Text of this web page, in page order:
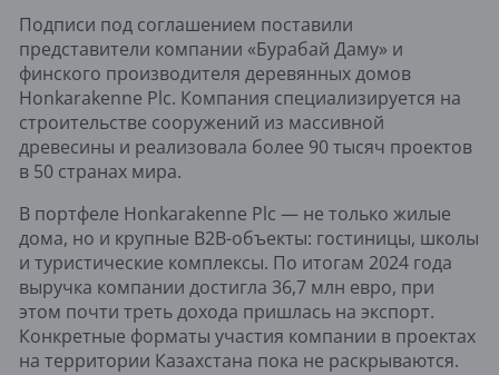
Подписи под соглашением поставили
представители компании «Бурабай Даму» и
финского производителя деревянных домов
Honkarakenne Plc. Компания специализируется на
строительстве сооружений из массивной
древесины и реализовала более 90 тысяч проектов
в 50 странах мира.
В портфеле Honkarakenne Plc — не только жилые
дома, но и крупные B2B-объекты: гостиницы, школы
и туристические комплексы. По итогам 2024 года
выручка компании достигла 36,7 млн евро, при
этом почти треть дохода пришлась на экспорт.
Конкретные форматы участия компании в проектах
на территории Казахстана пока не раскрываются.